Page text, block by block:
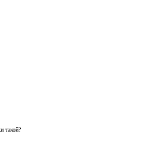
такой?